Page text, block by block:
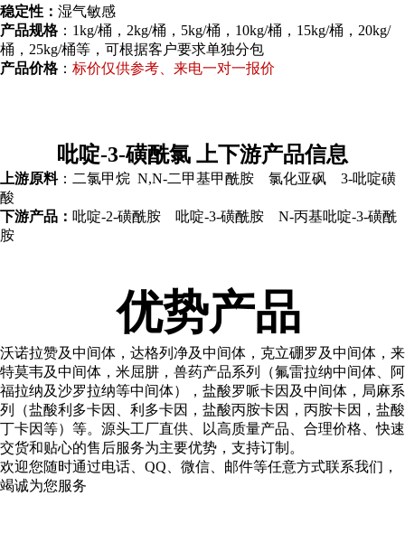
稳定性： 湿气敏感
产品规格：1kg/桶，2kg/桶，5kg/桶，10kg/桶，15kg/桶，20kg/
桶，25kg/桶等，可根据客户要求单独分包
产品价格： 标价仅供参考、来电一对一报价
吡啶-3-磺酰氯 上下游产品信息
上游原料：二氯甲烷 N,N-二甲基甲酰胺 氯化亚砜 3-吡啶磺
酸
下游产品： 吡啶-2-磺酰胺 吡啶-3-磺酰胺 N-丙基吡啶-3-磺酰
胺
优势产品
沃诺拉赞及中间体，达格列净及中间体，克立硼罗及中间体，来
特莫韦及中间体，米屈肼，兽药产品系列（氟雷拉纳中间体、阿
福拉纳及沙罗拉纳等中间体），盐酸罗哌卡因及中间体，局麻系
列（盐酸利多卡因、利多卡因，盐酸丙胺卡因，丙胺卡因，盐酸
丁卡因等）等。源头工厂直供、以高质量产品、合理价格、快速
交货和贴心的售后服务为主要优势，支持订制。
欢迎您随时通过电话、QQ、微信、邮件等任意方式联系我们，
竭诚为您服务